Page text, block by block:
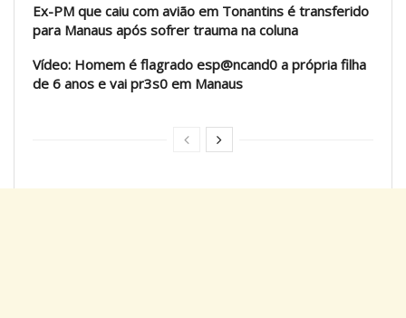
Ex-PM que caiu com avião em Tonantins é transferido
para Manaus após sofrer trauma na coluna
Vídeo: Homem é flagrado esp@ncand0 a própria filha
de 6 anos e vai pr3s0 em Manaus